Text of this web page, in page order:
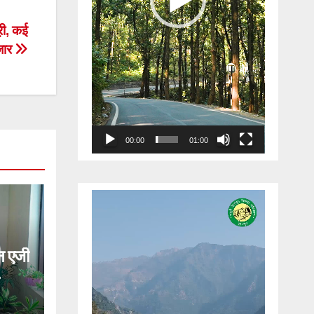
कई
00:00 01:00